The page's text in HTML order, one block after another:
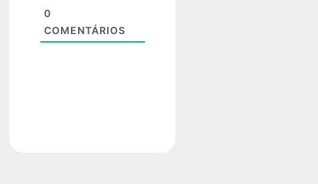
0
COMENTÁRIOS